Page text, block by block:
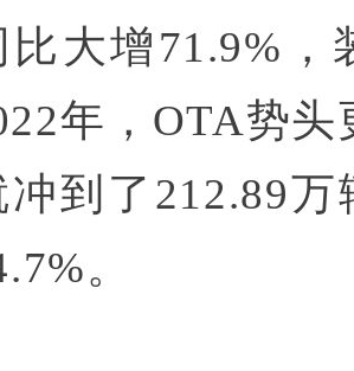
大增71.9%，
年，OTA势
冲到了212.89
。